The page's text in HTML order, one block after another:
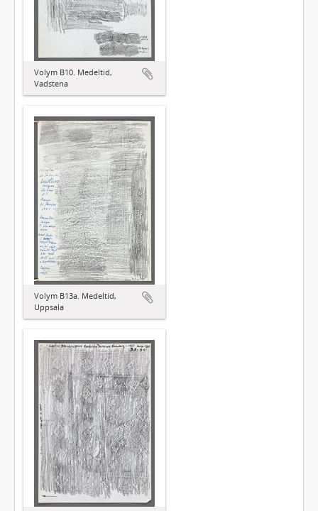
Volym B10. Medeltid,
Vadstena
Volym B13a. Medeltid,
Uppsala